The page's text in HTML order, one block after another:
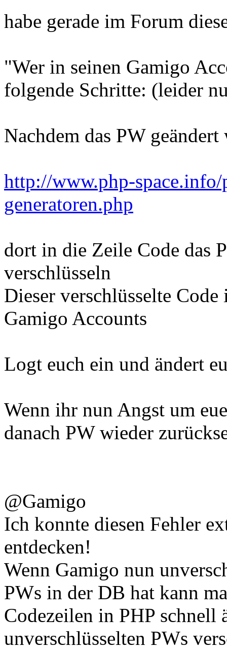
habe gerade im Forum
"Wer in seinen Gamigo
folgende Schritte: (leider
Nachdem das PW
http://www.php-space.info/
generatoren.php
dort in die Zeile Code das
verschlüsseln
Dieser verschlüsselte
Gamigo Accounts
Logt euch ein und ändert
Wenn ihr nun Angst um
danach PW wieder
@Gamigo
Ich konnte diesen Fehler
entdecken!
Wenn Gamigo nun
PWs in der DB hat kann
Codezeilen in PHP schnell
unverschlüsselten PWs